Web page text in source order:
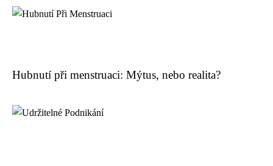
Hubnutí při menstruaci: Mýtus, nebo realita?